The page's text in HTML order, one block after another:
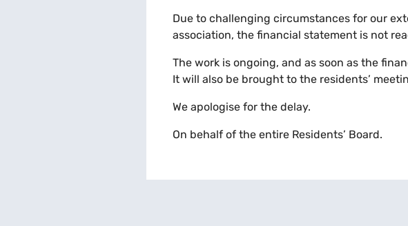
Due to challenging circumstances for our
association, the financial statement is not
The work is ongoing, and as soon as the
It will also be brought to the residents’
We apologise for the delay.
On behalf of the entire Residents’ Board.